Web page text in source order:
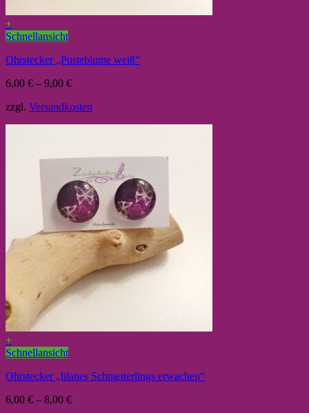
+
Schnellansicht
Ohrstecker „Pusteblume weiß“
6,00 € – 9,00 €
zzgl. Versandkosten
+
Schnellansicht
Ohrstecker „lilanes Schmetterlings erwachen“
6,00 € – 8,00 €